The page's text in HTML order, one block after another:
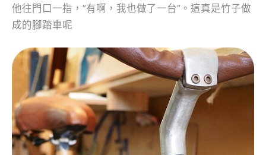
他往門口一指，”有啊，我也做了一台”。這真是竹子做
成的腳踏車呢